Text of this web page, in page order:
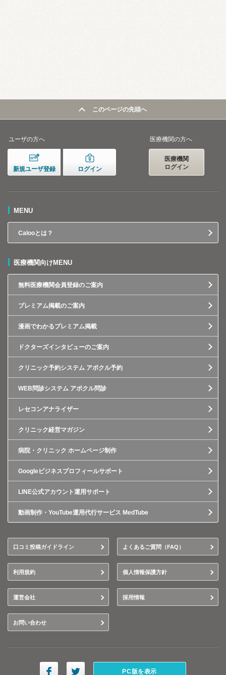
このページの先頭へ
ユーザの方へ
新規ユーザ登録 ログイン
医療機関の方へ
医療機関
ログイン
MENU
Calooとは？
医療機関向けMENU
無料医療機関会員登録のご案内
プレミアム掲載のご案内
漫画でわかるプレミアム掲載
ドクターズインタビューのご案内
クリニック予約システム アポクル予約
WEB問診システム アポクル問診
レセコンアナライザー
クリニック経営マガジン
病院・クリニック ホームページ制作
Googleビジネスプロフィールサポート
LINE公式アカウント運用サポート
動画制作・YouTube運用代行サービス MedTube
口コミ投稿ガイドライン よくあるご質問（FAQ）
利用規約 個人情報保護方針
運営会社 採用情報
お問い合わせ
PC版を表示